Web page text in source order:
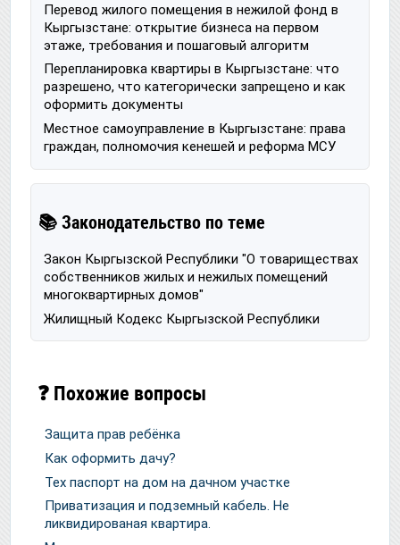
Перевод жилого помещения в нежилой фонд в
Кыргызстане: открытие бизнеса на первом
этаже, требования и пошаговый алгоритм
Перепланировка квартиры в Кыргызстане: что
разрешено, что категорически запрещено и как
оформить документы
Местное самоуправление в Кыргызстане: права
граждан, полномочия кенешей и реформа МСУ
📚 Законодательство по теме
Закон Кыргызской Республики "О товариществах
собственников жилых и нежилых помещений
многоквартирных домов"
Жилищный Кодекс Кыргызской Республики
❓ Похожие вопросы
Защита прав ребёнка
Как оформить дачу?
Тех паспорт на дом на дачном участке
Приватизация и подземный кабель. Не
ликвидированая квартира.